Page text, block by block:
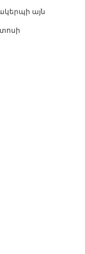
այն